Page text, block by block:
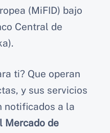
(MiFID) bajo
Central de
ti? Que operan
y sus servicios
notificados a la
Mercado de